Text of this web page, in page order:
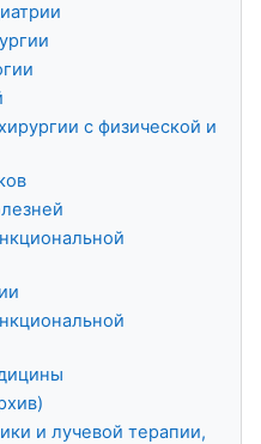
с физической и
и лучевой терапии,